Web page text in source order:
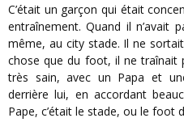
C’était un garçon qui était concentré sur le foot. Il ne ratait aucun
entraînement. Quand il n’avait
même, au city stade. Il ne
chose que du foot, il ne traînait
très sain, avec un Papa et
derrière lui, en accordant
Pape, c’était le stade, ou le foot